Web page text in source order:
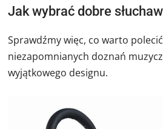
Jak wybrać dobre
Sprawdźmy więc, co warto
niezapomnianych doznań
wyjątkowego designu.